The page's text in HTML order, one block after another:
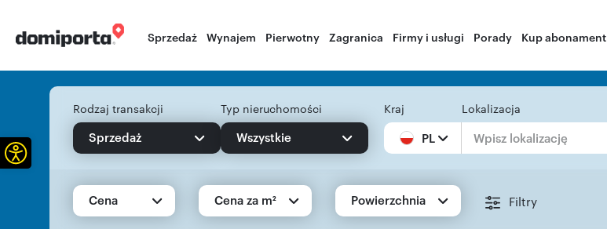
Sprzedaż Wynajem Pierwotny Zagranica Firmy i usługi Porady Kup abonament
Rodzaj transakcji
Sprzedaż
Typ nieruchomości
Wszystkie
Kraj
PL
Lokalizacja
Cena Cena za m² Powierzchnia Filtry
Otwórz pasek narzędzi